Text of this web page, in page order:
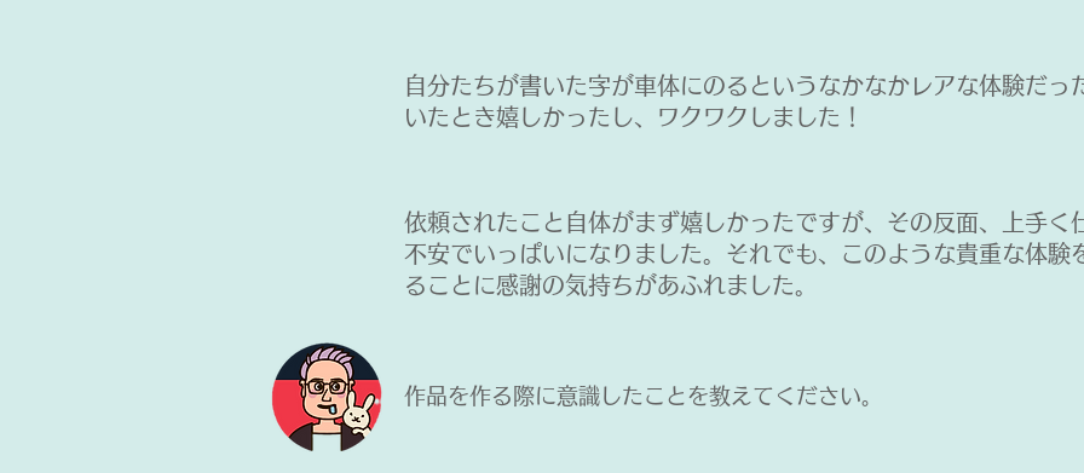
自分たちが書いた字が車体にのるというなかなかレアな体験だっ
いたとき嬉しかったし、ワクワクしました！
依頼されたこと自体がまず嬉しかったですが、その反面、上手く
不安でいっぱいになりました。それでも、このような貴重な体験
ることに感謝の気持ちがあふれました。
​作品を作る際に意識したことを教えてください。